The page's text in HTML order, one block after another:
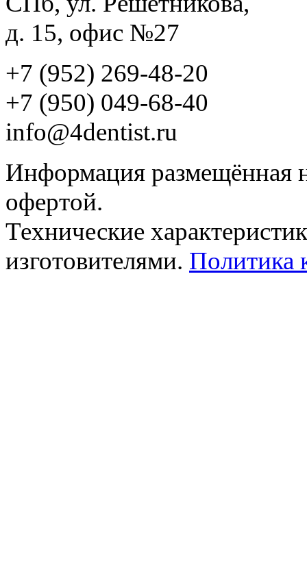
д. 15, офис №27
+7 (952) 269-48-20
‪+7 (950) 049-68-40
info@4dentist.ru
Информация размещённая
офертой.
Технические
изготовителями. Политика